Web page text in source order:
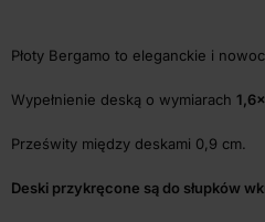
Płoty Bergamo to eleganckie i
Wypełnienie deską o wymiarach
Prześwity między deskami 0,9 cm.
Deski przykręcone są do słupków